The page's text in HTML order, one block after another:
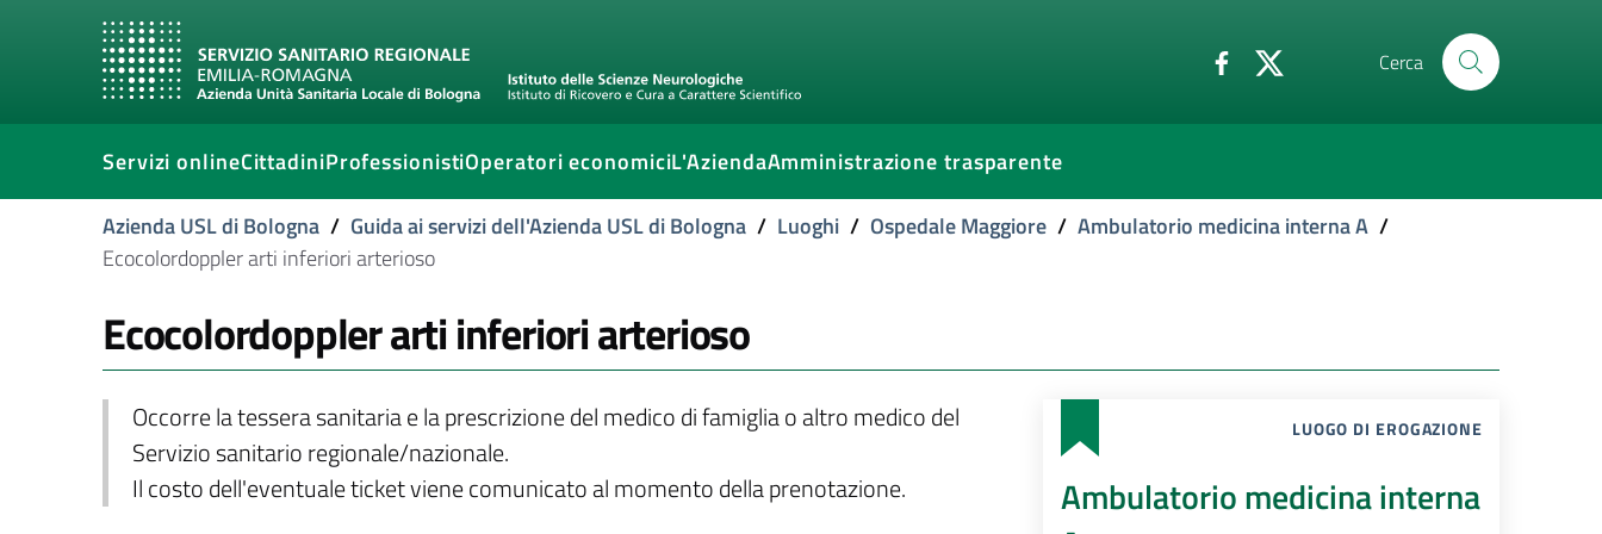
Cerca
Servizi onlineCittadiniProfessionistiOperatori economiciL'AziendaAmministrazione trasparente
Azienda USL di Bologna / Guida ai servizi dell'Azienda USL di Bologna / Luoghi / Ospedale Maggiore / Ambulatorio medicina interna A /
Ecocolordoppler arti inferiori arterioso
Ecocolordoppler arti inferiori arterioso
Occorre la tessera sanitaria e la prescrizione del medico di famiglia o altro medico del
Servizio sanitario regionale/nazionale.
Il costo dell'eventuale ticket viene comunicato al momento della prenotazione.
LUOGO DI EROGAZIONE
Ambulatorio medicina interna